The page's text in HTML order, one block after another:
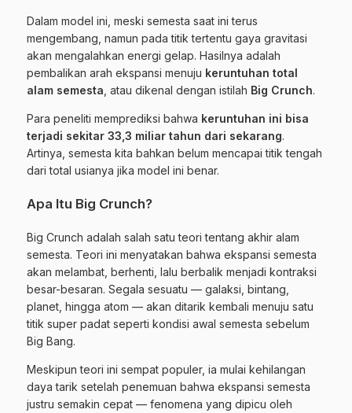
Dalam model ini, meski semesta saat ini terus
mengembang, namun pada titik tertentu gaya gravitasi
akan mengalahkan energi gelap. Hasilnya adalah
pembalikan arah ekspansi menuju keruntuhan total
alam semesta , atau dikenal dengan istilah Big Crunch.
Para peneliti memprediksi bahwa keruntuhan ini bisa
terjadi sekitar 33,3 miliar tahun dari sekarang.
Artinya, semesta kita bahkan belum mencapai titik tengah
dari total usianya jika model ini benar.
Apa Itu Big Crunch?
Big Crunch adalah salah satu teori tentang akhir alam
semesta. Teori ini menyatakan bahwa ekspansi semesta
akan melambat, berhenti, lalu berbalik menjadi kontraksi
besar-besaran. Segala sesuatu — galaksi, bintang,
planet, hingga atom — akan ditarik kembali menuju satu
titik super padat seperti kondisi awal semesta sebelum
Big Bang.
Meskipun teori ini sempat populer, ia mulai kehilangan
daya tarik setelah penemuan bahwa ekspansi semesta
justru semakin cepat — fenomena yang dipicu oleh